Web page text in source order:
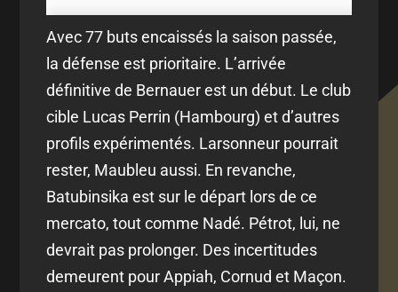
Avec 77 buts encaissés la saison passée,
la défense est prioritaire. L’arrivée
définitive de Bernauer est un début. Le club
cible Lucas Perrin (Hambourg) et d’autres
profils expérimentés. Larsonneur pourrait
rester, Maubleu aussi. En revanche,
Batubinsika est sur le départ lors de ce
mercato, tout comme Nadé. Pétrot, lui, ne
devrait pas prolonger. Des incertitudes
demeurent pour Appiah, Cornud et Maçon.